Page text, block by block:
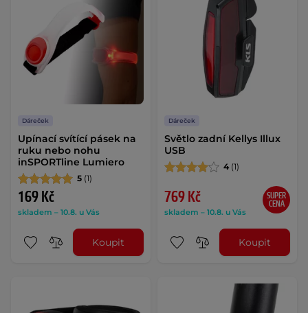
Dáreček
Upínací svítící pásek na
ruku nebo nohu
inSPORTline Lumiero
5 (1)
169 Kč
skladem – 10.8. u Vás
Koupit
Dáreček
Světlo zadní Kellys Illux
USB
4 (1)
769 Kč
skladem – 10.8. u Vás
SUPER
CENA
Koupit